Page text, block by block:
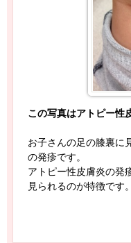
この写真はアトピー性
お子さんの足の膝裏に
の発疹です。
アトピー性皮膚炎の発
見られるのが特徴です。